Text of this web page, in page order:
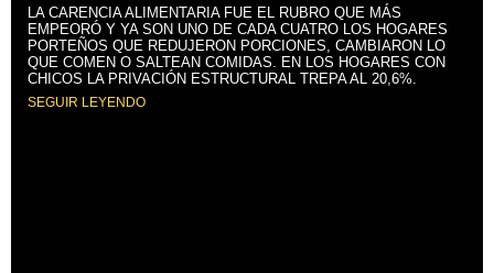
LA CARENCIA ALIMENTARIA FUE EL RUBRO QUE MÁS
EMPEORÓ Y YA SON UNO DE CADA CUATRO LOS HOGARES
PORTEÑOS QUE REDUJERON PORCIONES, CAMBIARON LO
QUE COMEN O SALTEAN COMIDAS. EN LOS HOGARES CON
CHICOS LA PRIVACIÓN ESTRUCTURAL TREPA AL 20,6%.
SEGUIR LEYENDO